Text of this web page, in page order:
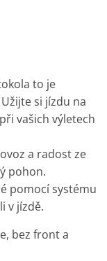
to je
si jízdu na
vašich výletech
a radost ze
pohon.
pomocí systému
v jízdě.
bez front a